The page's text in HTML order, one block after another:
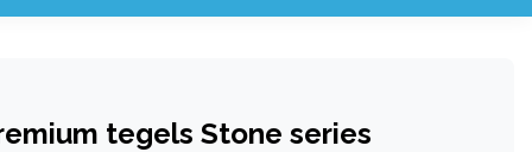
tegels Stone series